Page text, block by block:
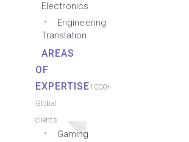
Electronics
Engineering
Translation
AREAS
OF
EXPERTISE1000+
Global
clients
Gaming